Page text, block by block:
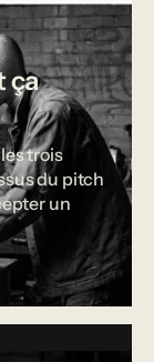
ça
trois
du pitch
un